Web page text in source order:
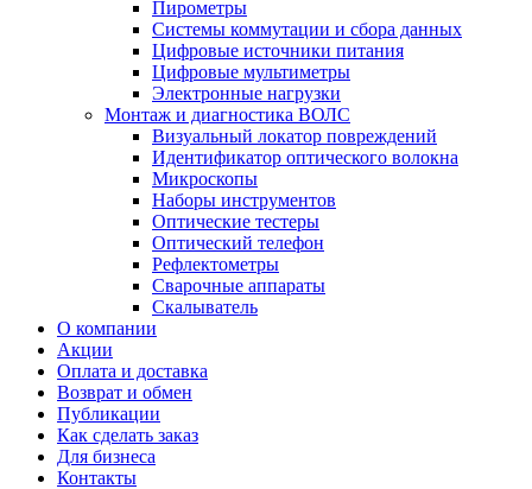
Пирометры
Системы коммутации и сбора данных
Цифровые источники питания
Цифровые мультиметры
Электронные нагрузки
Монтаж и диагностика ВОЛС
Визуальный локатор повреждений
Идентификатор оптического волокна
Микроскопы
Наборы инструментов
Оптические тестеры
Оптический телефон
Рефлектометры
Сварочные аппараты
Скалыватель
О компании
Акции
Оплата и доставка
Возврат и обмен
Публикации
Как сделать заказ
Для бизнеса
Контакты